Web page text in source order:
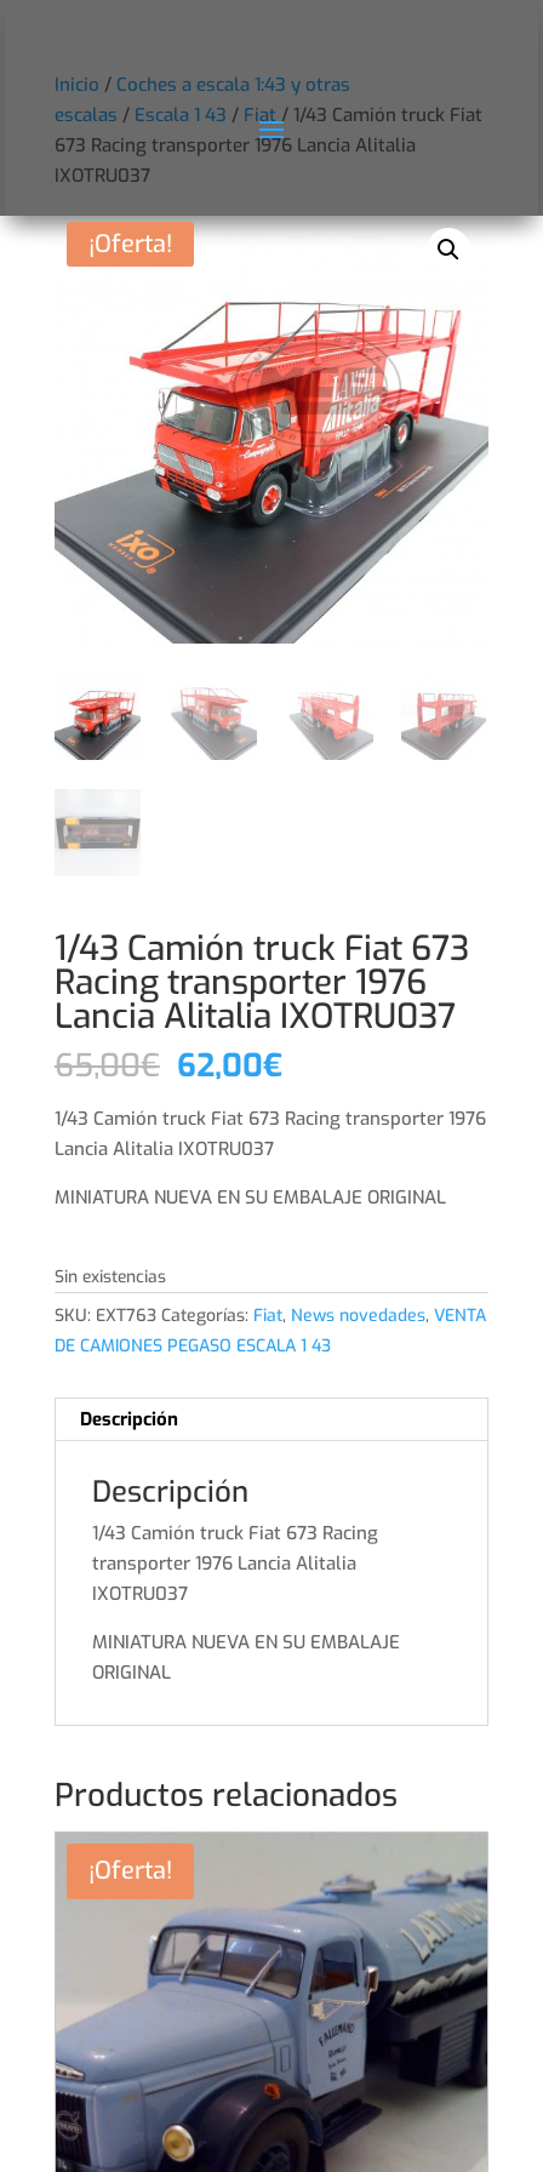
Inicio / Coches a escala 1:43 y otras
escalas / Escala 1 43 / Fiat/ 1/43 Camión truck Fiat
673 Racing transporter 1976 Lancia Alitalia
IXOTRU037
¡Oferta!
1/43 Camión truck Fiat 673
Racing transporter 1976
Lancia Alitalia IXOTRU037
65,00€ El
original
era:
65,00€.
62,00€El
actual
62,00€.
1/43 Camión truck Fiat 673 Racing transporter 1976
Lancia Alitalia IXOTRU037
MINIATURA NUEVA EN SU EMBALAJE ORIGINAL
Sin existencias
SKU: EXT763 Categorías: Fiat, News novedades, VENTA
DE CAMIONES PEGASO ESCALA 1 43
Descripción
Descripción
1/43 Camión truck Fiat 673 Racing
transporter 1976 Lancia Alitalia
IXOTRU037
MINIATURA NUEVA EN SU EMBALAJE
ORIGINAL
Productos relacionados
¡Oferta!